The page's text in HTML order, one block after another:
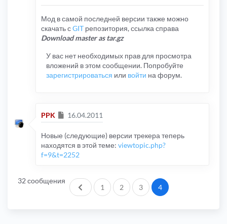
Мод в самой последней версии также можно
скачать сGIT репозитория, ссылка справа
Download master as tar.gz
У вас нет необходимых прав для просмотра
вложений в этом сообщении. Попробуйте
зарегистрироваться или войти на форум.
PPK Сообщение
16.04.2011
Новые (следующие) версии трекера теперь
находятся в этой теме: viewtopic.php?
f=9&t=2252
32 сообщения
Пред.1 2 3 4